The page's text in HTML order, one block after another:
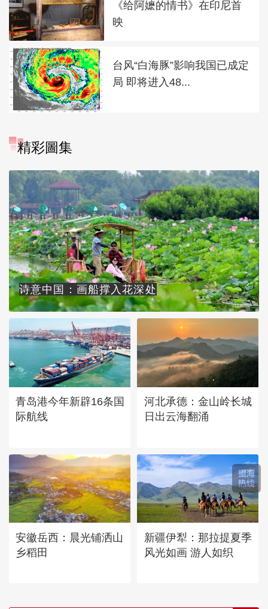
《给阿嬷的情书》在印尼首
映
台风“白海豚”影响我国已成定
局 即将进入48...
精彩圖集
诗意中国：画船撑入花深处
青岛港今年新辟16条国
际航线
河北承德：金山岭长城
日出云海翻涌
安徽岳西：晨光铺洒山
乡稻田
新疆伊犁：那拉提夏季
风光如画 游人如织